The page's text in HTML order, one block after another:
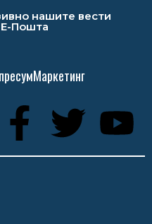
нашите вести
Пошта
Маркетинг